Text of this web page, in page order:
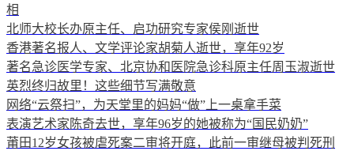
相
北师大校长办原主任、启功研究专家侯刚逝世
香港著名报人、文学评论家胡菊人逝世，享年92岁
著名急诊医学专家、北京协和医院急诊科原主任周玉淑逝世
英烈终归故里！这些细节写满敬意
网络“云祭扫”，为天堂里的妈妈“做”上一桌拿手菜
表演艺术家陈奇去世，享年96岁的她被称为“国民奶奶”
莆田12岁女孩被虐死案二审将开庭，此前一审继母被判死刑